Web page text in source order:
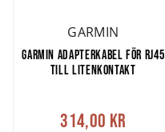
GARMIN
GARMIN ADAPTERKABEL FÖR RJ45
TILL LITENKONTAKT
314,00 kr